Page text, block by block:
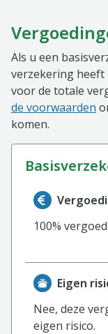
Als u een
verzekering heeft
voor de totale
de voorwaarden
komen.
Informatie
100%
Eigen
Nee, deze
eigen risico.